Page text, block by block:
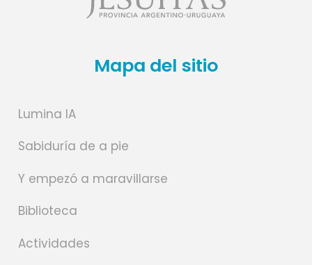
Mapa del sitio
Lumina IA
Sabiduría de a pie
Y empezó a maravillarse
Biblioteca
Actividades